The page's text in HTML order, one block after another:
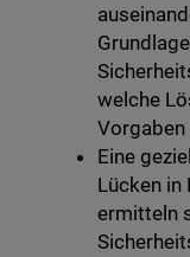
welche
Vorgaben
Eine
Lücken in
ermitteln